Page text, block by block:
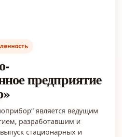
предприятие
является ведущим
разработавшим и
стационарных и